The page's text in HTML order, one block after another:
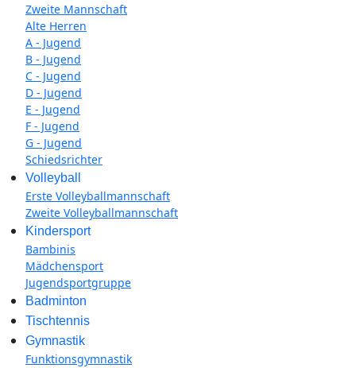
Zweite Mannschaft
Alte Herren
A - Jugend
B - Jugend
C - Jugend
D - Jugend
E - Jugend
F - Jugend
G - Jugend
Schiedsrichter
Volleyball
Erste Volleyballmannschaft
Zweite Volleyballmannschaft
Kindersport
Bambinis
Mädchensport
Jugendsportgruppe
Badminton
Tischtennis
Gymnastik
Funktionsgymnastik